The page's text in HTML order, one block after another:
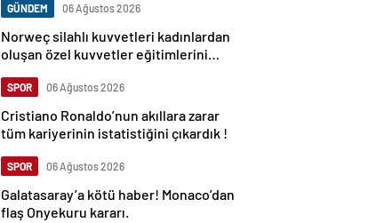
GÜNDEM 06 Ağustos 2026
Norweç silahlı kuvvetleri kadınlardan
oluşan özel kuvvetler eğitimlerini
SPOR 06 Ağustos 2026
Cristiano Ronaldo’nun akıllara zarar
tüm kariyerinin istatistiğini çıkardık !
SPOR 06 Ağustos 2026
Galatasaray’a kötü haber! Monaco’dan
flaş Onyekuru kararı.